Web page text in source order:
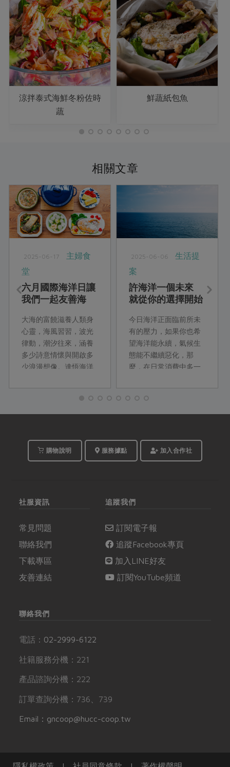
涼拌泰式海鮮冬粉佐時
蔬
鮮蔬紙包魚
相關文章
2025-06-17
主婦食
堂
六月國際海洋日讓
我們一起友善海
大海的富饒滋養人類身
心靈，海風習習，波光
律動，潮汐往來，涵養
多少詩意情懷與開啟多
少浪漫想像。達悟海洋
過︰「我願是那片海洋
的魚鱗」對海洋的深情
與敬畏不言而喻。萬物
有未來。
2025-06-06
生活提
案
許海洋一個未來
就從你的選擇開始
今日海洋正面臨前所未
有的壓力，如果你也希
望海洋能永續，氣候生
態能不繼續惡化，那
麼，在日常消費中多一
盡一份力量。
購物說明 服務據點 加入合作社
社服資訊
常見問題
聯絡我們
下載專區
友善連結
追蹤我們
訂閱電子報
追蹤Facebook專頁
加入LINE好友
訂閱YouTube頻道
聯絡我們
電話： 02-2999-6122
社籍服務分機：221
產品諮詢分機：222
訂單查詢分機：736、739
Email：gncoop@hucc-coop.tw